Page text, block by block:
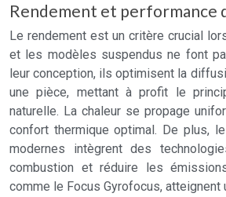
Rendement et performance
Le rendement est un critère crucial
et les modèles suspendus ne font
leur conception, ils optimisent la
une pièce, mettant à profit le
naturelle. La chaleur se propage
confort thermique optimal. De plus,
modernes intègrent des
combustion et réduire les
comme le Focus Gyrofocus, atteignent